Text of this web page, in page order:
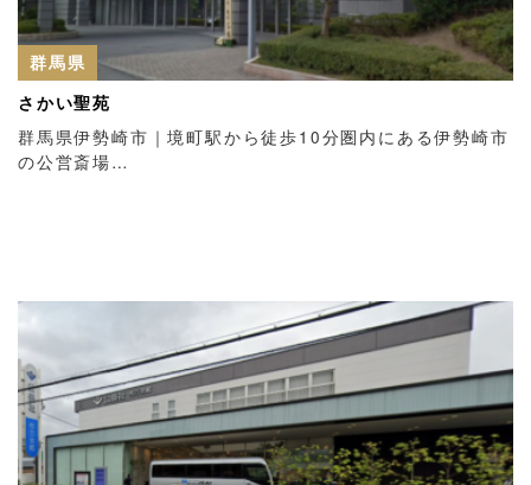
群馬県
さかい聖苑
群馬県伊勢崎市｜境町駅から徒歩10分圏内にある伊勢崎市
の公営斎場…